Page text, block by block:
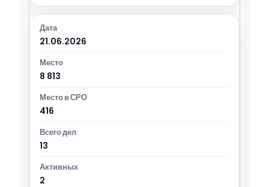
21.06.2026
8 813
416
13
2